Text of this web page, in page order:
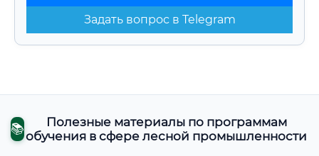
Задать вопрос в Telegram
📚
Полезные материалы по программам
обучения в сфере лесной промышленности